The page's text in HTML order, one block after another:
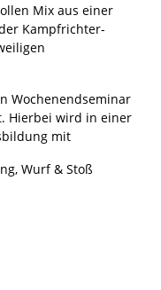
Mix aus einer
Kampfrichter-
Wochenendseminar
Hierbei wird in einer
mit
Wurf & Stoß